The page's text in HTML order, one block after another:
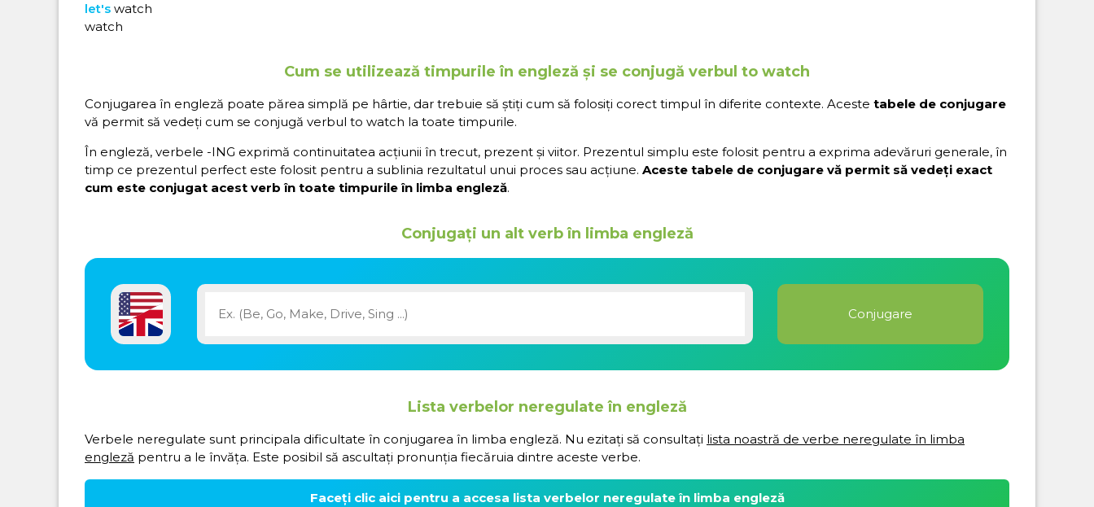
let's watch
watch
Cum se utilizează timpurile în engleză și se conjugă verbul to watch
Conjugarea în engleză poate părea simplă pe hârtie, dar trebuie să știți cum să folosiți corect timpul în diferite contexte. Aceste tabele de conjugare
vă permit să vedeți cum se conjugă verbul to watch la toate timpurile.
În engleză, verbele -ING exprimă continuitatea acțiunii în trecut, prezent și viitor. Prezentul simplu este folosit pentru a exprima adevăruri generale, în
timp ce prezentul perfect este folosit pentru a sublinia rezultatul unui proces sau acțiune. Aceste tabele de conjugare vă permit să vedeți exact
cum este conjugat acest verb în toate timpurile în limba engleză.
Conjugați un alt verb în limba engleză
Lista verbelor neregulate în engleză
Verbele neregulate sunt principala dificultate în conjugarea în limba engleză. Nu ezitați să consultați lista noastră de verbe neregulate în limba
engleză pentru a le învăța. Este posibil să ascultați pronunția fiecăruia dintre aceste verbe.
Faceți clic aici pentru a accesa lista verbelor neregulate în limba engleză